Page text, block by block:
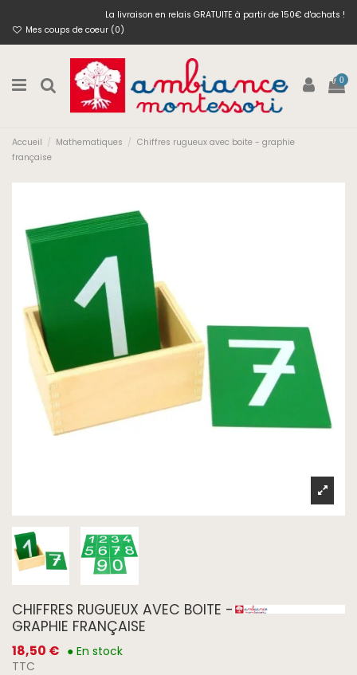
La livraison en relais GRATUITE à partir de 150€ d'achats !
Mes coups de coeur (0)
0
Accueil Mathematiques
Chiffres rugueux avec boite - graphie
française
CHIFFRES RUGUEUX AVEC BOITE -
GRAPHIE FRANÇAISE
18,50 € ● En stock
TTC